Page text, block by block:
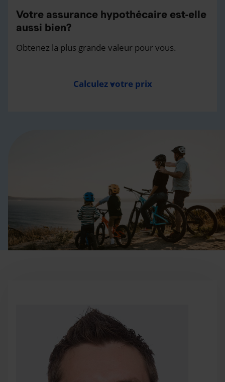
Votre assurance hypothécaire est-elle
aussi bien?
Obtenez la plus grande valeur pour vous.
Calculez votre prix